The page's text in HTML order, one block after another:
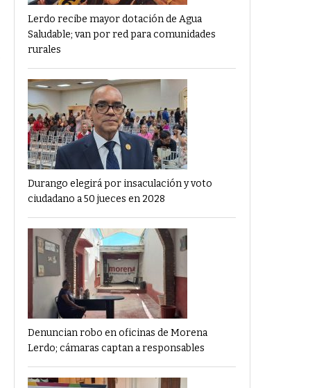
Lerdo recibe mayor dotación de Agua
Saludable; van por red para comunidades
rurales
Durango elegirá por insaculación y voto
ciudadano a 50 jueces en 2028
Denuncian robo en oficinas de Morena
Lerdo; cámaras captan a responsables